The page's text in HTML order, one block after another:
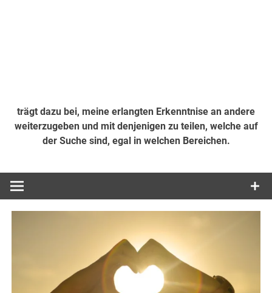
trägt dazu bei, meine erlangten Erkenntnise an andere
weiterzugeben und mit denjenigen zu teilen, welche auf
der Suche sind, egal in welchen Bereichen.